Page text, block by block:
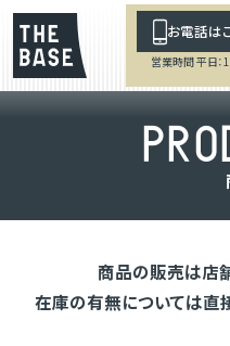
お電話は
営業時間 平日
PRO
商品の販売は店
在庫の有無については直